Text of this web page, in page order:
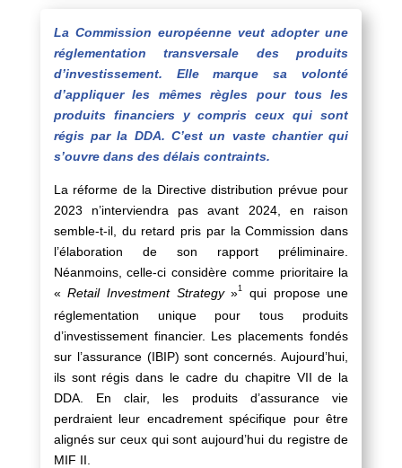
La Commission européenne veut adopter une
réglementation transversale des produits
d’investissement. Elle marque sa volonté
d’appliquer les mêmes règles pour tous les
produits financiers y compris ceux qui sont
régis par la DDA. C’est un vaste chantier qui
s’ouvre dans des délais contraints.
La réforme de la Directive distribution prévue pour
2023 n’interviendra pas avant 2024, en raison
semble-t-il, du retard pris par la Commission dans
l’élaboration de son rapport préliminaire.
Néanmoins, celle-ci considère comme prioritaire la
«Retail Investment Strategy»1
qui propose une
réglementation unique pour tous produits
d’investissement financier. Les placements fondés
sur l’assurance (IBIP) sont concernés. Aujourd’hui,
ils sont régis dans le cadre du chapitre VII de la
DDA. En clair, les produits d’assurance vie
perdraient leur encadrement spécifique pour être
alignés sur ceux qui sont aujourd’hui du registre de
MIF II.